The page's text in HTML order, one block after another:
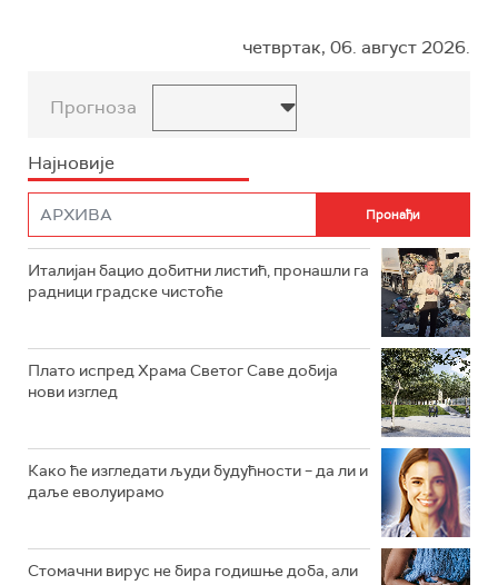
четвртак, 06. август 2026.
Прогноза
Најновије
Италијан бацио добитни листић, пронашли га
радници градске чистоће
Плато испред Храма Светог Саве добија
нови изглед
Како ће изгледати људи будућности – да ли и
даље еволуирамо
Стомачни вирус не бира годишње доба, али